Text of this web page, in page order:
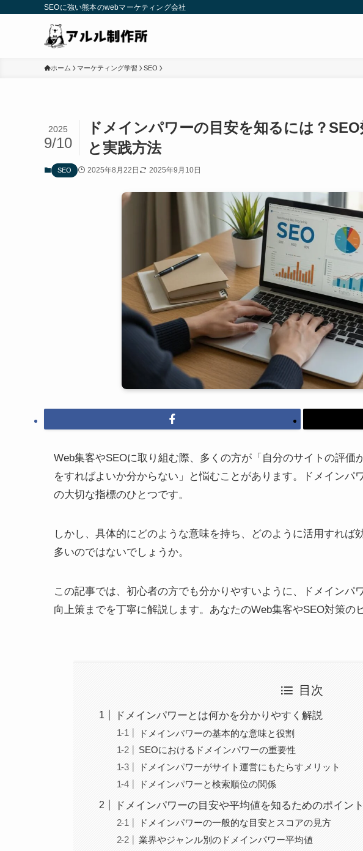
SEOに強い熊本のwebマーケティング会社
ホーム マーケティング学習 SEO
ドメインパワーの目安を知るには？
と実践方法
2025
9/10
SEO 2025年8月22日 2025年9月10日
Web集客やSEOに取り組む際、多くの方が「自分のサイトの評価
をすればよいか分からない」と悩むことがあります。ドメインパ
の大切な指標のひとつです。
しかし、具体的にどのような意味を持ち、どのように活用すれば
多いのではないでしょうか。
この記事では、初心者の方でも分かりやすいように、ドメインパ
向上策までを丁寧に解説します。あなたのWeb集客やSEO対策の
目次
ドメインパワーとは何かを分かりやすく解説
ドメインパワーの基本的な意味と役割
SEOにおけるドメインパワーの重要性
ドメインパワーがサイト運営にもたらすメリット
ドメインパワーと検索順位の関係
ドメインパワーの目安や平均値を知るためのポイント
ドメインパワーの一般的な目安とスコアの見方
業界やジャンル別のドメインパワー平均値